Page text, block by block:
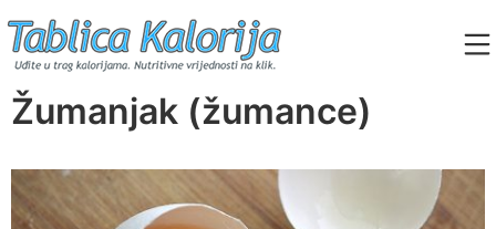
to
content
Tablica Kalorija
Žumanjak (žumance)